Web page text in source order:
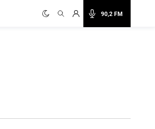
90,2 FM